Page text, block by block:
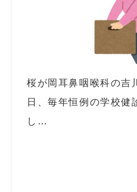
桜が岡耳鼻咽喉科の吉
日、毎年恒例の学校健
し…